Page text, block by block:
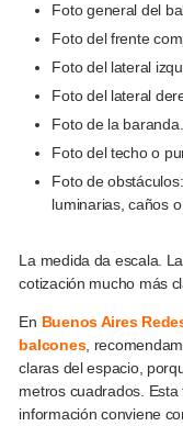
Foto general del
Foto del frente
Foto del lateral
Foto del lateral
Foto de la baranda.
Foto del techo o
Foto de
luminarias, caños o
La medida da escala.
cotización mucho más
En Buenos Aires
balcones,
claras del espacio,
metros cuadrados.
información conviene